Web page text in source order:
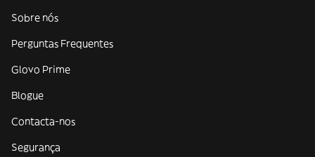
Sobre nós
Perguntas Frequentes
Glovo Prime
Blogue
Contacta-nos
Segurança